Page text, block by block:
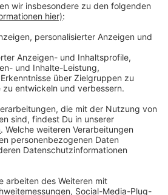
Ruhr-Kreis I mit den
Sprockhövel und
die Abgabe der Erststimme
Kandidaten zur Auswahl. Dies
Herdecke), Kirsten Stich (SPD,
(FDP, Wetter/Ruhr),
Alexander Karsten
Sprockhövel), Pauline Halbe
(Freie Wähler,